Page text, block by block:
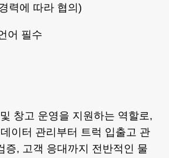
력에 따라 협의)
어 필수
창고 운영을 지원하는 역할로,
이터 관리부터 트럭 입출고 관
증, 고객 응대까지 전반적인 물